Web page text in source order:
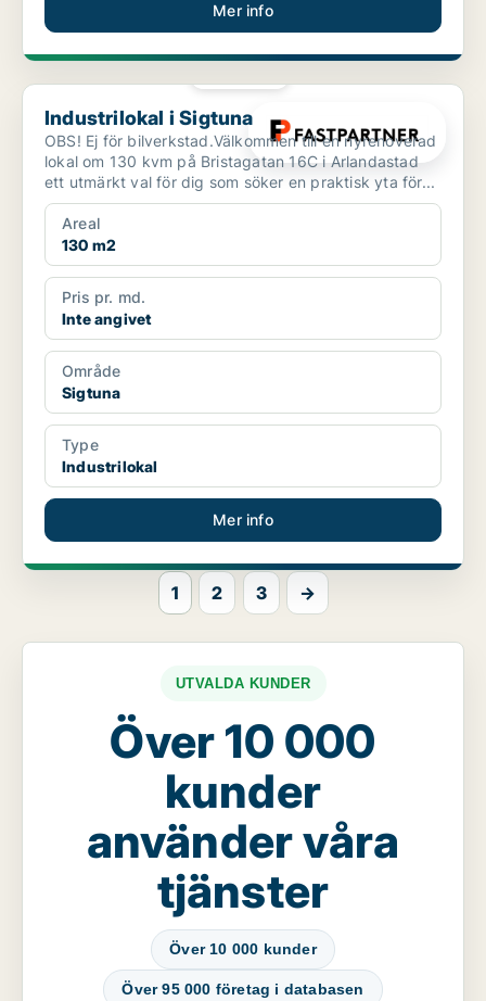
Mer info
Industrilokal i Sigtuna
Industrilokal i Sigtuna
OBS! Ej för bilverkstad.Välkommen till en nyrenoverad
lokal om 130 kvm på Bristagatan 16C i Arlandastad
ett utmärkt val för dig som söker en praktisk yta för...
Areal
130 m2
Pris pr. md.
Inte angivet
Område
Sigtuna
Type
Industrilokal
Mer info
1 2 3 →
UTVALDA KUNDER
Över 10 000
kunder
använder våra
tjänster
Över 10 000 kunder
Över 95 000 företag i databasen